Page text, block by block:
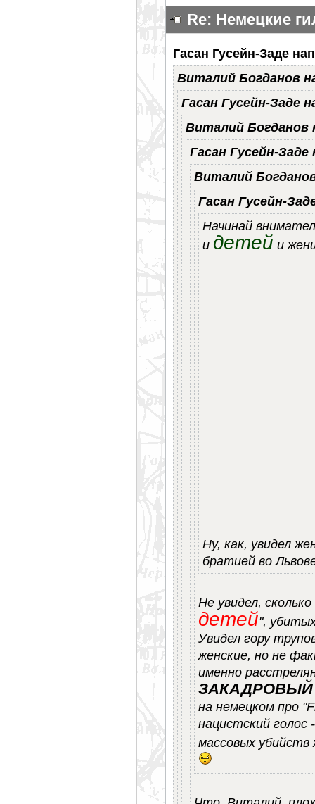
Re: Немецкие
Гасан Гусейн-Заде
Виталий Богданов
Гасан Гусейн-Заде
Виталий Богданов
Гасан Гусейн-Заде
Виталий
Гасан Гусейн-
Начинай
и детей и
Ну, как, увидел
братией во
Не увидел,
детей",
Увидел гору
женские, но не
именно
на немецком про
нацистский
массовых